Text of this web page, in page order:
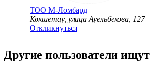
ТОО М-Ломбард
Кокшетау, улица Ауельбекова, 127
Откликнуться
Другие пользователи ищут